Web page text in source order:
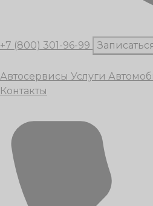
+7 (800) 301-96-99
Автосервисы Услуги
Контакты